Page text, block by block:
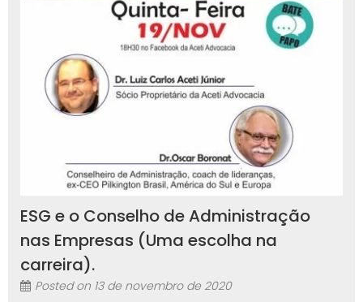
ESG e o Conselho de Administração
nas Empresas (Uma escolha na
carreira).
Posted on 13 de novembro de 2020